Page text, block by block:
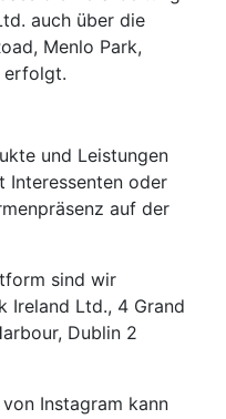
auch über die
Menlo Park,
erfolgt.
und Leistungen
Interessenten oder
auf der
sind wir
Ireland Ltd., 4 Grand
Dublin 2
Instagram kann